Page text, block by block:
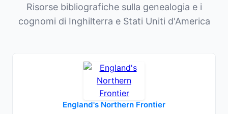
Risorse bibliografiche sulla genealogia e i
cognomi di Inghilterra e Stati Uniti d'America
England's Northern Frontier